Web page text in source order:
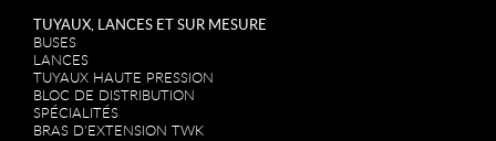
TUYAUX, LANCES ET SUR MESURE
BUSES
LANCES
TUYAUX HAUTE PRESSION
BLOC DE DISTRIBUTION
SPÉCIALITÉS
BRAS D'EXTENSION TWK